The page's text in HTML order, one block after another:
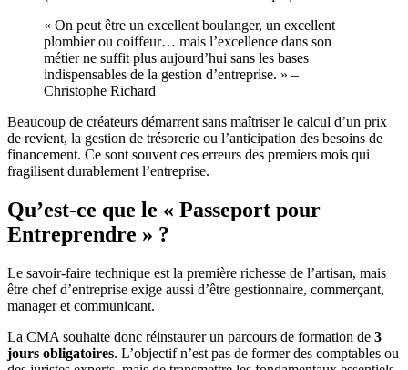
« On peut être un excellent boulanger, un excellent
plombier ou coiffeur… mais l’excellence dans son
métier ne suffit plus aujourd’hui sans les bases
indispensables de la gestion d’entreprise. » –
Christophe Richard
Beaucoup de créateurs démarrent sans maîtriser le calcul d’un prix
de revient, la gestion de trésorerie ou l’anticipation des besoins de
financement. Ce sont souvent ces erreurs des premiers mois qui
fragilisent durablement l’entreprise.
Qu’est-ce que le « Passeport pour
Entreprendre » ?
Le savoir-faire technique est la première richesse de l’artisan, mais
être chef d’entreprise exige aussi d’être gestionnaire, commerçant,
manager et communicant.
La CMA souhaite donc réinstaurer un parcours de formation de 3
jours obligatoires. L’objectif n’est pas de former des comptables ou